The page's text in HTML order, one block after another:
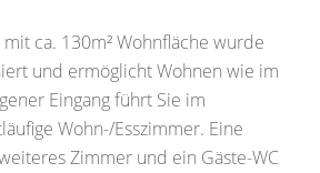
ca. 130m² Wohnfläche wurde
und ermöglicht Wohnen wie im
Eingang führt Sie im
Wohn-/Esszimmer. Eine
Zimmer und ein Gäste-WC